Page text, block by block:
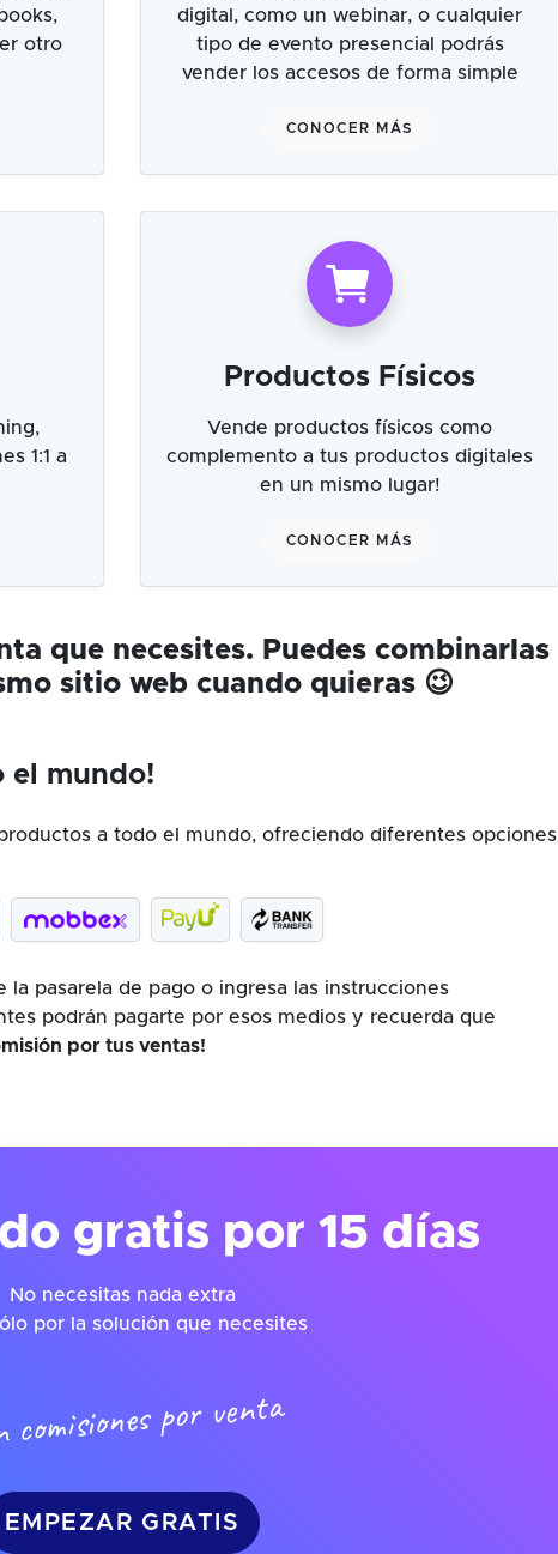
otro
digital, como un webinar, o cualquier
tipo de evento presencial podrás
vender los accesos de forma simple
CONOCER MÁS
1:1 a
Productos Físicos
Vende productos físicos como
complemento a tus productos digitales
en un mismo lugar!
CONOCER MÁS
que necesites. Puedes combinarlas
sitio web cuando quieras 😉
el mundo!
a todo el mundo, ofreciendo diferentes opciones
pasarela de pago o ingresa las instrucciones
podrán pagarte por esos medios y recuerda que
por tus ventas!
gratis por 15 días
No necesitas nada extra
por la solución que necesites
comisiones por venta
EMPEZAR GRATIS